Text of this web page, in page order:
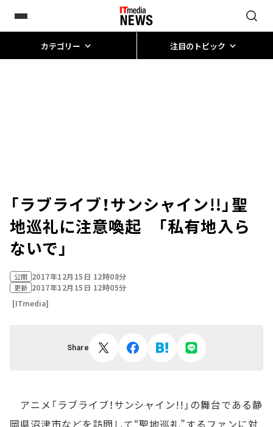
カテゴリー 注目のトピック
「ラブライブ！サンシャイン!!」聖
地巡礼に注意喚起 「私有地入ら
ないで」
公開 2017年12月15日 12時08分
更新 2017年12月15日 12時05分
[ITmedia]
Share
アニメ「ラブライブ！サンシャイン!!」の舞台である静
岡県沼津市などを訪問して“聖地巡礼”するファンに対